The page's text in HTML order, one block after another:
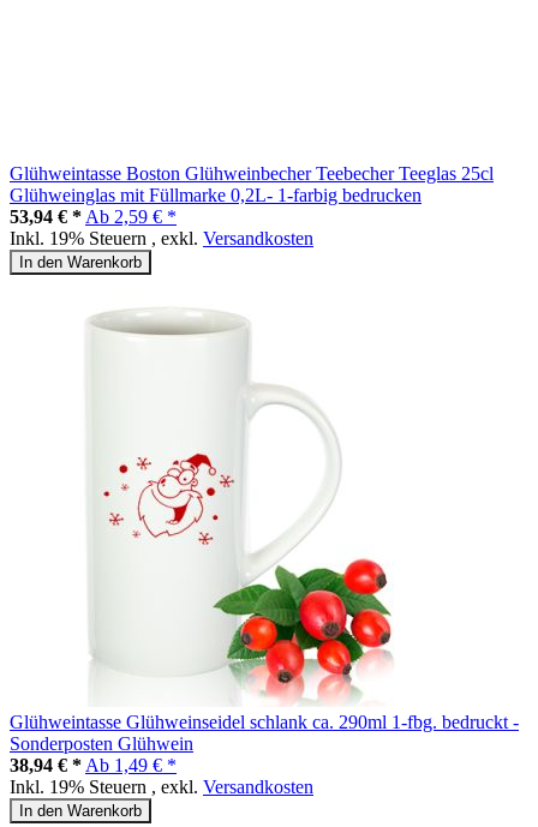
Glühweintasse Boston Glühweinbecher Teebecher Teeglas 25cl
Glühweinglas mit Füllmarke 0,2L- 1-farbig bedrucken
53,94 € * Ab 2,59 € *
Inkl. 19% Steuern , exkl. Versandkosten
In den Warenkorb
Glühweintasse Glühweinseidel schlank ca. 290ml 1-fbg. bedruckt -
Sonderposten Glühwein
38,94 € * Ab 1,49 € *
Inkl. 19% Steuern , exkl. Versandkosten
In den Warenkorb